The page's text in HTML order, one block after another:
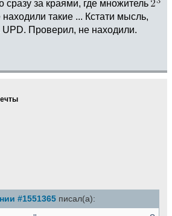
сразу за краями, где множитель
такие ... Кстати мысль,
Проверил, не находили.
#1551365 писал(а):